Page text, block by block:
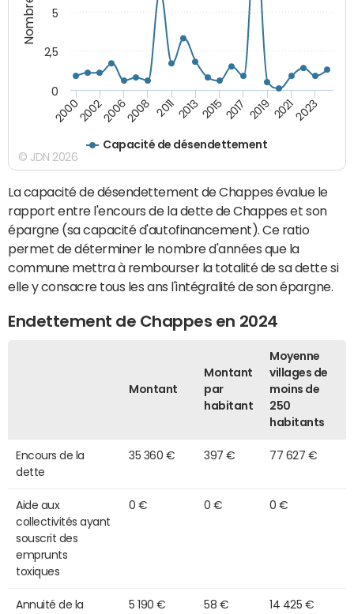
Capacité de désendettement
2000200220062008 2011 2013 20152017 2019 20212023
0
2,5
5
© JDN 2026
La capacité de désendettement de Chappes évalue le
rapport entre l'encours de la dette de Chappes et son
épargne (sa capacité d'autofinancement). Ce ratio
permet de déterminer le nombre d'années que la
commune mettra à rembourser la totalité de sa dette si
elle y consacre tous les ans l'intégralité de son épargne.
Endettement de Chappes en 2024
Montant
Montant
par
habitant
Moyenne
villages de
moins de
250
habitants
Encours de la
dette
35 360 € 397 € 77 627 €
Aide aux
collectivités ayant
souscrit des
emprunts
toxiques
0 € 0 € 0 €
Annuité de la
5 190 € 58 € 14 425 €